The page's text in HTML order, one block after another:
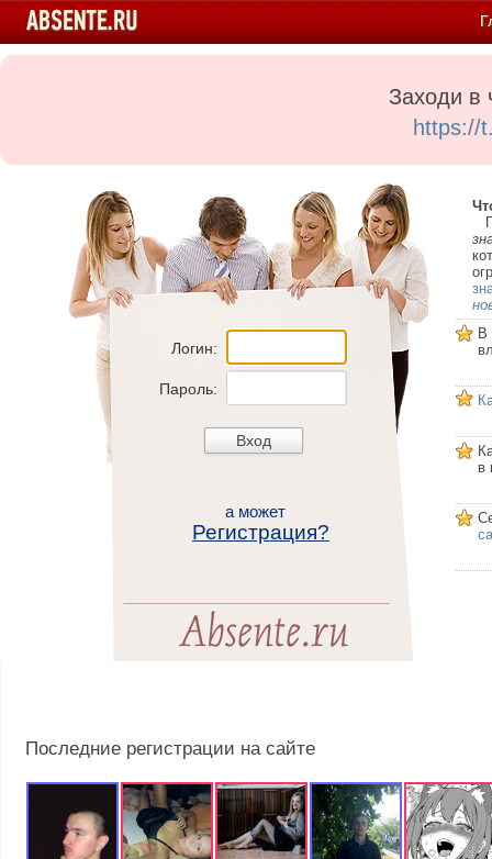
Заходи в
https://
Логин:
Пароль:
а может
Регистрация?
В
в
Последние регистрации на сайте